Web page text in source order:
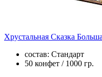
Хрустальная Сказка
состав: Стандарт
50 конфет / 1000 гр.